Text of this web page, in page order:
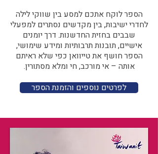
הספר לוקח אתכם למסע בין שווקי לילה
לחדרי ישיבות, בין מקדשים נסתרים למפעלי
שבבים בחזית החדשנות. דרך יומנים
אישיים, תובנות תרבותיות ומידע שימושי,
הספר חושף את טייוואן כפי שלא ראיתם
אותה – אי מורכב, חי ומלא מסתורין.
לפרטים נוספים והזמנת הספר